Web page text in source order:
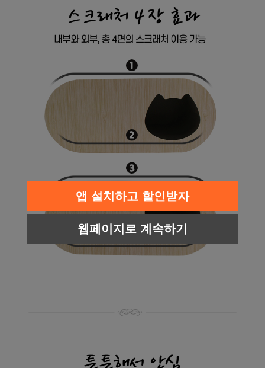
앱 설치하고 할인받자
웹페이지로 계속하기